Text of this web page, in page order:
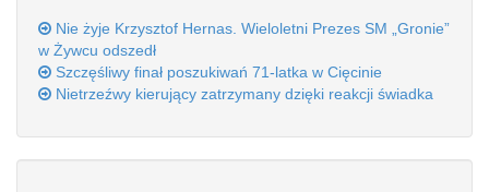
Nie żyje Krzysztof Hernas. Wieloletni Prezes SM „Gronie”
w Żywcu odszedł
Szczęśliwy finał poszukiwań 71-latka w Cięcinie
Nietrzeźwy kierujący zatrzymany dzięki reakcji świadka